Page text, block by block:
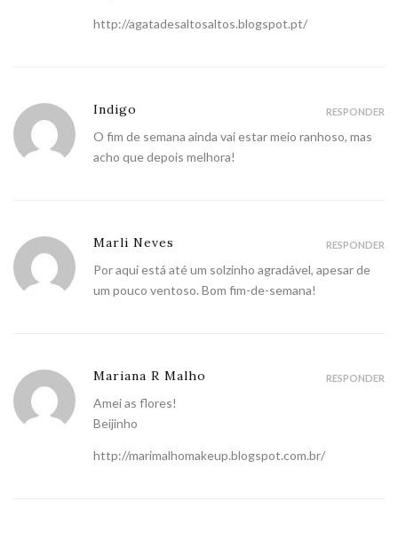
http://agatadesaltosaltos.blogspot.pt/
Indigo
O fim de semana ainda vai estar meio ranhoso, mas
acho que depois melhora!
RESPONDER
Marli Neves
Por aqui está até um solzinho agradável, apesar de
um pouco ventoso. Bom fim-de-semana!
RESPONDER
Mariana R Malho
Amei as flores!
Beijinho
http://marimalhomakeup.blogspot.com.br/
RESPONDER